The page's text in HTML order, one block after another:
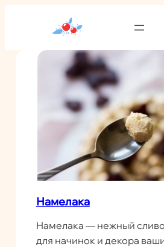
Намелака
Намелака — нежный
для начинок и декора